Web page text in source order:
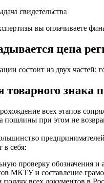
свидетельства
вы оплачиваете
цена
состоит из двух частей:
товарного знака
всех этапов
а пошлины при этом не
в себя:
проверку обозначения и
МКТУ и составление
всех документов в